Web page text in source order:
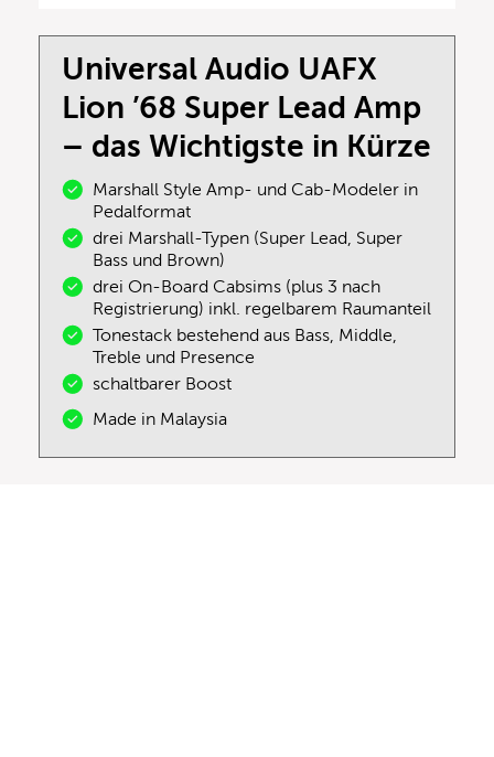
Universal Audio UAFX
Lion ’68 Super Lead Amp
– das Wichtigste in Kürze
Marshall Style Amp- und Cab-Modeler in
Pedalformat
drei Marshall-Typen (Super Lead, Super
Bass und Brown)
drei On-Board Cabsims (plus 3 nach
Registrierung) inkl. regelbarem Raumanteil
Tonestack bestehend aus Bass, Middle,
Treble und Presence
schaltbarer Boost
Made in Malaysia